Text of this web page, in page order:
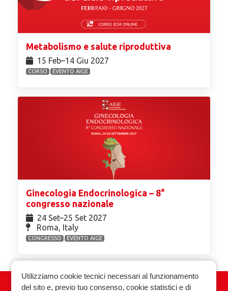
Metabolismo e salute riproduttiva
15 Feb⁠–14 Giu 2027
CORSO EVENTO AIGE
Ginecologia Endocrinologica – 8°
congresso nazionale
24 Set⁠–25 Set 2027
Roma, Italy
CONGRESSO EVENTO AIGE
Associazione Italiana Ginecologia
Utilizziamo cookie tecnici necessari al funzionamento
del sito e, previo tuo consenso, cookie statistici e di